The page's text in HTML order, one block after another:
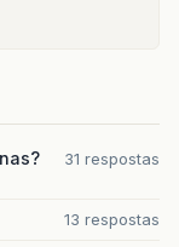
31 respostas
13 respostas